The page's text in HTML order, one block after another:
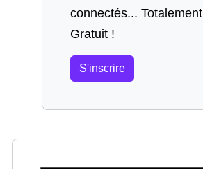
connectés... Totalement
Gratuit !
S'inscrire